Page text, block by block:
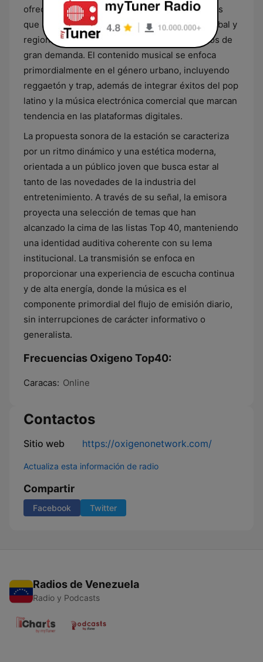
ofrecer una rotación constante de las canciones
que lideran las listas de popularidad a nivel global y
regional, priorizando géneros contemporáneos de
gran demanda. El contenido musical se enfoca
primordialmente en el género urbano, incluyendo
reggaetón y trap, además de integrar éxitos del pop
latino y la música electrónica comercial que marcan
tendencia en las plataformas digitales.
La propuesta sonora de la estación se caracteriza
por un ritmo dinámico y una estética moderna,
orientada a un público joven que busca estar al
tanto de las novedades de la industria del
entretenimiento. A través de su señal, la emisora
proyecta una selección de temas que han
alcanzado la cima de las listas Top 40, manteniendo
una identidad auditiva coherente con su lema
institucional. La transmisión se enfoca en
proporcionar una experiencia de escucha continua
y de alta energía, donde la música es el
componente primordial del flujo de emisión diario,
sin interrupciones de carácter informativo o
generalista.
Frecuencias Oxigeno Top40:
Caracas: Online
Contactos
Sitio web https://oxigenonetwork.com/
Actualiza esta información de radio
Compartir
Facebook Twitter
Radios de Venezuela
Radio y Podcasts